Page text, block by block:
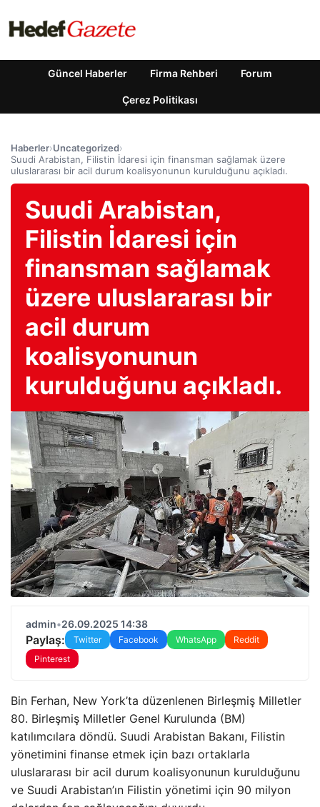
Güncel Haberler Firma Rehberi Forum
Çerez Politikası
Haberler›Uncategorized›
Suudi Arabistan, Filistin İdaresi için finansman sağlamak üzere
uluslararası bir acil durum koalisyonunun kurulduğunu açıkladı.
Suudi Arabistan,
Filistin İdaresi için
finansman sağlamak
üzere uluslararası bir
acil durum
koalisyonunun
kurulduğunu açıkladı.
admin•26.09.2025 14:38
Paylaş: Twitter Facebook WhatsApp
Reddit
Pinterest
Bin Ferhan, New York’ta düzenlenen Birleşmiş Milletler
80. Birleşmiş Milletler Genel Kurulunda (BM)
katılımcılara döndü. Suudi Arabistan Bakanı, Filistin
yönetimini finanse etmek için bazı ortaklarla
uluslararası bir acil durum koalisyonunun kurulduğunu
ve Suudi Arabistan’ın Filistin yönetimi için 90 milyon